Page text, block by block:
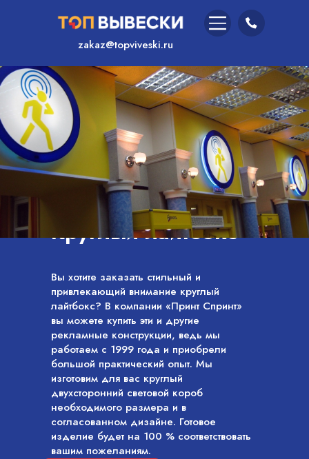
zakaz@topviveski.ru
Услуги /
Круглый лайтбокс
Вы хотите заказать стильный и
привлекающий внимание круглый
лайтбокс? В компании «Принт Спринт»
вы можете купить эти и другие
рекламные конструкции, ведь мы
работаем с 1999 года и приобрели
большой практический опыт. Мы
изготовим для вас круглый
двухсторонний световой короб
необходимого размера и в
согласованном дизайне. Готовое
изделие будет на 100 % соответствовать
вашим пожеланиям.